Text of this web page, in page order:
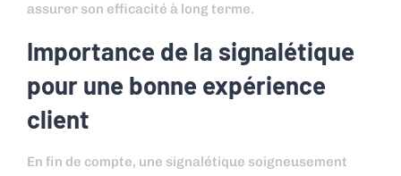
assurer son efficacité à long terme.
Importance de la signalétique
pour une bonne expérience
client
En fin de compte, une signalétique soigneusement